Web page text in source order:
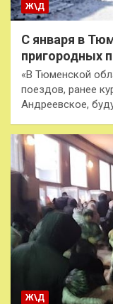
Ж\Д
С января в
пригородных
«В Тюменской
поездов, ранее
Андреевское,
Ж\Д